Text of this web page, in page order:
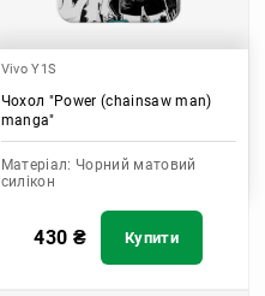
Vivo Y1S
Чохол "Power (chainsaw man)
manga"
Матеріал: Чорний матовий
силікон
430 ₴ Купити